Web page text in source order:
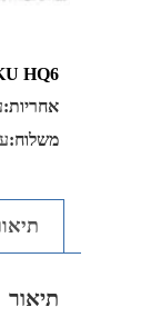
HQ6
אחריות:
משלוח:עד
תיאור